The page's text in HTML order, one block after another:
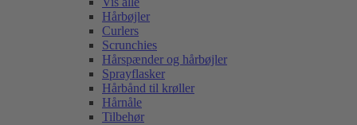
Hårbøjler
Curlers
Scrunchies
Hårspænder og hårbøjler
Sprayflasker
Hårbånd til krøller
Hårnåle
Tilbehør